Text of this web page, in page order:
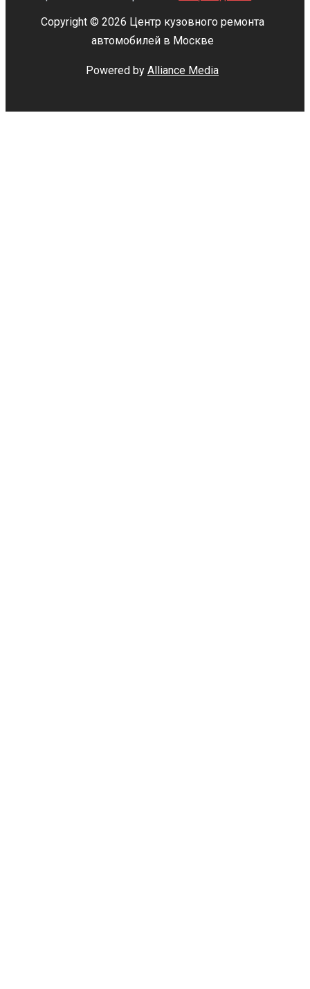
Copyright © 2026 Центр кузовного ремонта
автомобилей в Москве
Powered by Alliance Media